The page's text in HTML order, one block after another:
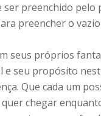
ser preenchido
preencher o
seus próprios
e seu propósito
Que cada um
chegar